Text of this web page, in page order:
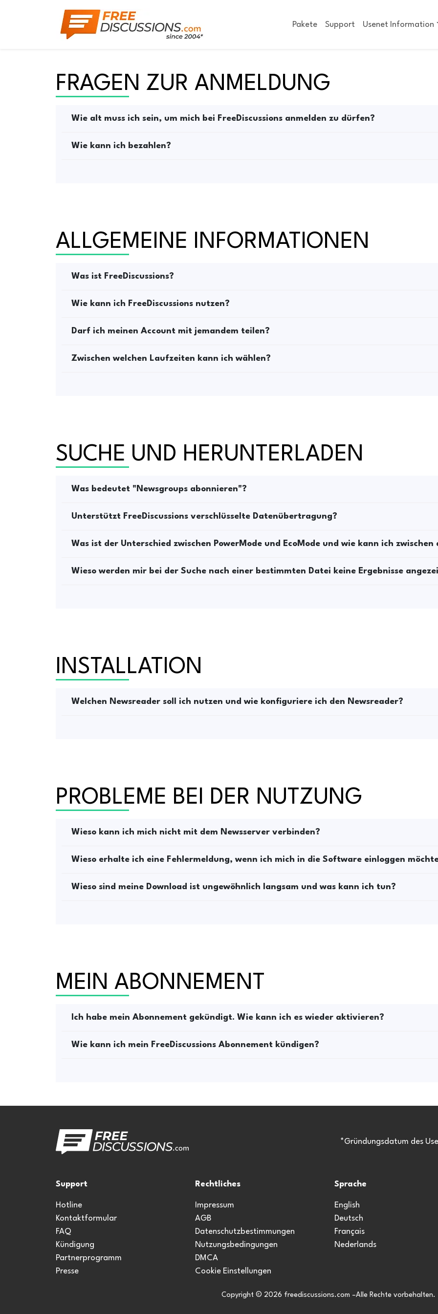
Pakete Support Usenet Information
FRAGEN ZUR ANMELDUNG
Wie alt muss ich sein, um mich bei FreeDiscussions anmelden zu dürfen?
Wie kann ich bezahlen?
ALLGEMEINE INFORMATIONEN
Was ist FreeDiscussions?
Wie kann ich FreeDiscussions nutzen?
Darf ich meinen Account mit jemandem teilen?
Zwischen welchen Laufzeiten kann ich wählen?
SUCHE UND HERUNTERLADEN
Was bedeutet "Newsgroups abonnieren"?
Unterstützt FreeDiscussions verschlüsselte Datenübertragung?
Was ist der Unterschied zwischen PowerMode und EcoMode und wie kann ich
Wieso werden mir bei der Suche nach einer bestimmten Datei keine Ergebnisse
INSTALLATION
Welchen Newsreader soll ich nutzen und wie konfiguriere ich den Newsreader?
PROBLEME BEI DER NUTZUNG
Wieso kann ich mich nicht mit dem Newsserver verbinden?
Wieso erhalte ich eine Fehlermeldung, wenn ich mich in die Software einloggen
Wieso sind meine Download ist ungewöhnlich langsam und was kann ich tun?
MEIN ABONNEMENT
Ich habe mein Abonnement gekündigt. Wie kann ich es wieder aktivieren?
Wie kann ich mein FreeDiscussions Abonnement kündigen?
*Gründungsdatum des
Support
Hotline
Kontaktformular
FAQ
Kündigung
Partnerprogramm
Presse
Rechtliches
Impressum
AGB
Datenschutzbestimmungen
Nutzungsbedingungen
DMCA
Cookie Einstellungen
Sprache
English
Deutsch
Français
Nederlands
Copyright © 2026 freediscussions.com –Alle Rechte vorbehalten.